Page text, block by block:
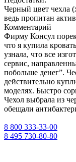
Черный цвет чехла
ведь пропитан
Комментарий
Фирму Консул
что я купила
узнала, что все
сервис,
побольше денег”.
действительно
моделях. Быстро
Чехол выбрала из
обещали
8 800 333-33-00
8 495 730-80-80